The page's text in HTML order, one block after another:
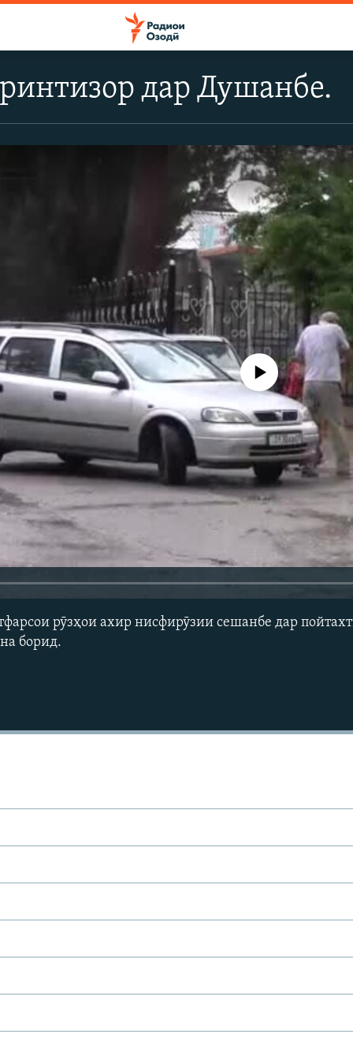
дар Душанбе.
Феълан кор намекунад
рӯзҳои ахир нисфирӯзии сешанбе дар
борид.